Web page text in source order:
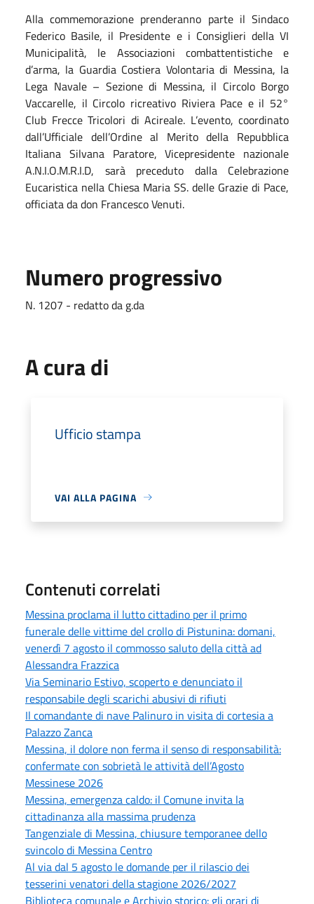
Alla commemorazione prenderanno parte il Sindaco
Federico Basile, il Presidente e i Consiglieri della VI
Municipalità, le Associazioni combattentistiche e
d’arma, la Guardia Costiera Volontaria di Messina, la
Lega Navale – Sezione di Messina, il Circolo Borgo
Vaccarelle, il Circolo ricreativo Riviera Pace e il 52°
Club Frecce Tricolori di Acireale. L’evento, coordinato
dall’Ufficiale dell’Ordine al Merito della Repubblica
Italiana Silvana Paratore, Vicepresidente nazionale
A.N.I.O.M.R.I.D, sarà preceduto dalla Celebrazione
Eucaristica nella Chiesa Maria SS. delle Grazie di Pace,
officiata da don Francesco Venuti.
Numero progressivo
N. 1207 - redatto da g.da
A cura di
Ufficio stampa
VAI ALLA PAGINA
Contenuti correlati
Messina proclama il lutto cittadino per il primo
funerale delle vittime del crollo di Pistunina: domani,
venerdì 7 agosto il commosso saluto della città ad
Alessandra Frazzica
Via Seminario Estivo, scoperto e denunciato il
responsabile degli scarichi abusivi di rifiuti
Il comandante di nave Palinuro in visita di cortesia a
Palazzo Zanca
Messina, il dolore non ferma il senso di responsabilità:
confermate con sobrietà le attività dell’Agosto
Messinese 2026
Messina, emergenza caldo: il Comune invita la
cittadinanza alla massima prudenza
Tangenziale di Messina, chiusure temporanee dello
svincolo di Messina Centro
Al via dal 5 agosto le domande per il rilascio dei
tesserini venatori della stagione 2026/2027
Biblioteca comunale e Archivio storico: gli orari di